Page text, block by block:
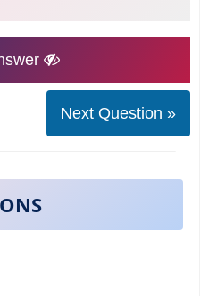
Next Question »